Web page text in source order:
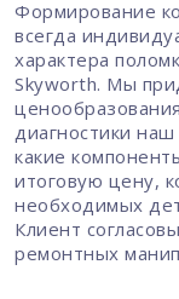
Формирование
всегда
характера
Skyworth. Мы
диагностики
какие
итоговую цену,
необходимых
Клиент
ремонтных